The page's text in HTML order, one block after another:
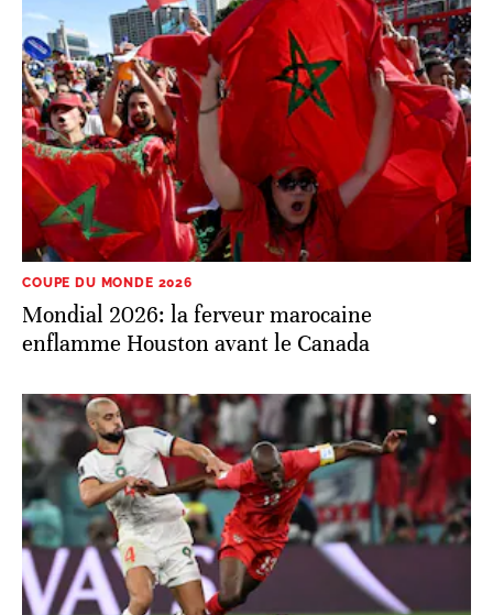
COUPE DU MONDE 2026
Mondial 2026: la ferveur marocaine
enflamme Houston avant le Canada